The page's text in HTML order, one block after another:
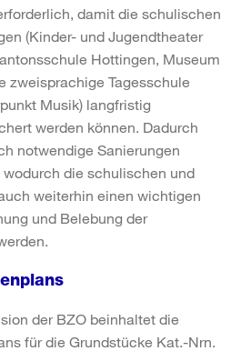
damit die schulischen
(Kinder- und Jugendtheater
Hottingen, Museum
zweisprachige Tagesschule
Musik) langfristig
werden können. Dadurch
notwendige Sanierungen
die schulischen und
weiterhin einen wichtigen
und Belebung der
der BZO beinhaltet die
für die Grundstücke Kat.-Nrn.